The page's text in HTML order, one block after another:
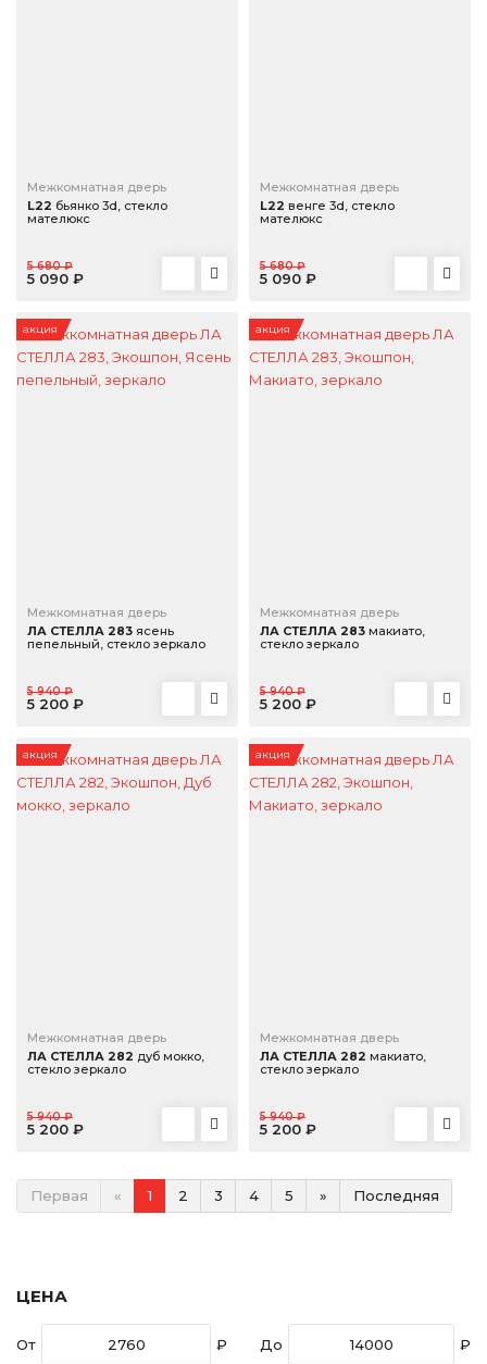
Межкомнатная дверь
L22 бьянко 3d, стекло
мателюкс
5 090 ₽
5 680 ₽
Межкомнатная дверь
L22 венге 3d, стекло
мателюкс
5 090 ₽
5 680 ₽
акция
Межкомнатная дверь
ЛА СТЕЛЛА 283 ясень
пепельный, стекло зеркало
5 200 ₽
5 940 ₽
акция
Межкомнатная дверь
ЛА СТЕЛЛА 283 макиато,
стекло зеркало
5 200 ₽
5 940 ₽
акция
Межкомнатная дверь
ЛА СТЕЛЛА 282 дуб мокко,
стекло зеркало
5 200 ₽
5 940 ₽
акция
Межкомнатная дверь
ЛА СТЕЛЛА 282 макиато,
стекло зеркало
5 200 ₽
5 940 ₽
Первая « 1 2 3 4 5 » Последняя
ЦЕНА
От ₽ До ₽